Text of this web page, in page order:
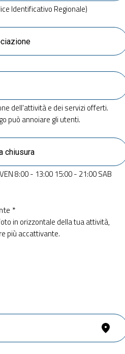
Identificativo Regionale)
dell'attività e dei servizi offerti.
può annoiare gli utenti.
8:00 - 13:00 15:00 - 21:00 SAB
*
in orizzontale della tua attività,
più accattivante.